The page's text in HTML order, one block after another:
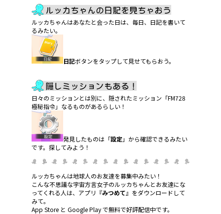
ルッカちゃんはあなたと会った日は、毎日、日記を書いて
るみたい。
日記ボタンをタップして見せてもらおう。
日々のミッションとは別に、隠されたミッション「FM728
極秘指令」なるものがあるらしい！
発見したものは「設定」から確認できるみたい
です。探してみよう！
ルッカちゃんは地球人のお友達を募集中みたい！
こんな不思議な宇宙方言女子のルッカちゃんとお友達にな
ってくれる人は、アプリ『みつめて』をダウンロードして
みて。
App Store と Google Play で無料で好評配信中です。